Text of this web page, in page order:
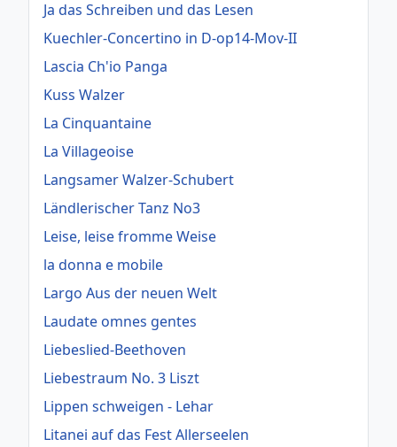
Ja das Schreiben und das Lesen
Kuechler-Concertino in D-op14-Mov-II
Lascia Ch'io Panga
Kuss Walzer
La Cinquantaine
La Villageoise
Langsamer Walzer-Schubert
Ländlerischer Tanz No3
Leise, leise fromme Weise
la donna e mobile
Largo Aus der neuen Welt
Laudate omnes gentes
Liebeslied-Beethoven
Liebestraum No. 3 Liszt
Lippen schweigen - Lehar
Litanei auf das Fest Allerseelen